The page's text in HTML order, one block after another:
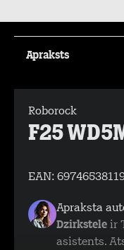
Apraksts
Roborock
F25
EAN:
Apraksta
Dzirkstele ir
asistents.